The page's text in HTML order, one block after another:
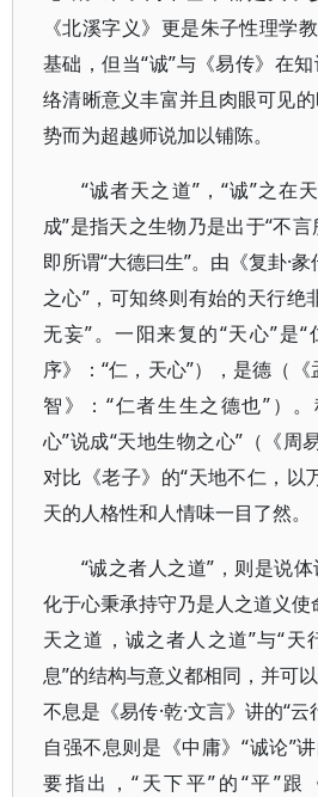
《北溪字义》更是朱子性理学
基础，但当“诚”与《易传》在
络清晰意义丰富并且肉眼可见
势而为超越师说加以铺陈。
“诚者天之道”，“诚”之在
成”是指天之生物乃是出于“不言
即所谓“大德曰生”。由《复卦·
之心”，可知终则有始的天行绝
无妄”。一阳来复的“天心”是“
序》：“仁，天心”），是德（
智》：“仁者生生之德也”）
心”说成“天地生物之心”（《周
对比《老子》的“天地不仁，以
天的人格性和人情味一目了然。
“诚之者人之道”，则是说
化于心秉承持守乃是人之道义使
天之道，诚之者人之道”与“天
息”的结构与意义都相同，并可
不息是《易传·乾·文言》讲的“
自强不息则是《中庸》“诚论”
要指出，“天下平”的“平”跟